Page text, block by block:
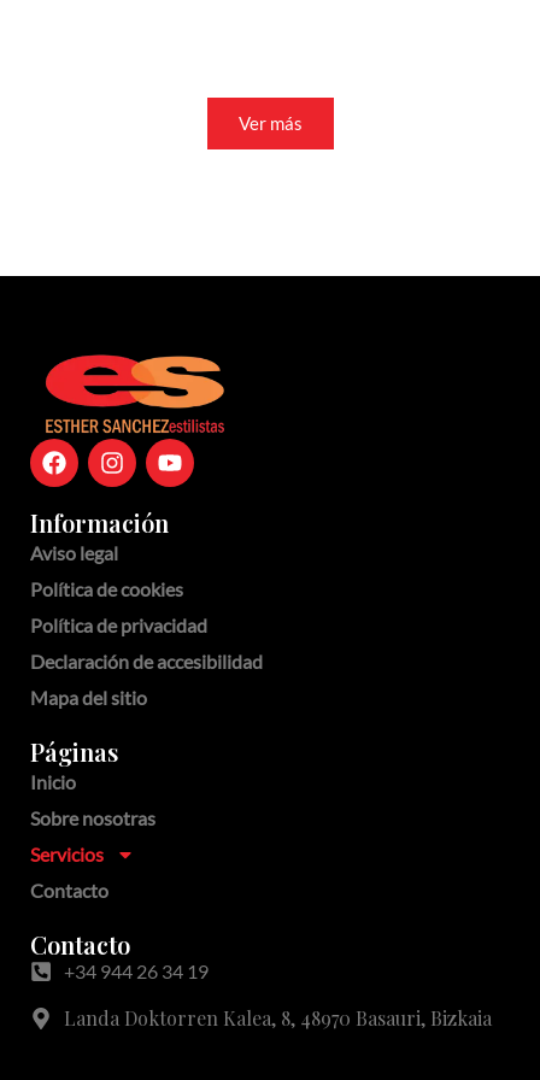
Ver más
Información
Aviso legal
Política de cookies
Política de privacidad
Declaración de accesibilidad
Mapa del sitio
Páginas
Inicio
Sobre nosotras
Servicios
Contacto
Contacto
+34 944 26 34 19
Landa Doktorren Kalea, 8, 48970 Basauri, Bizkaia